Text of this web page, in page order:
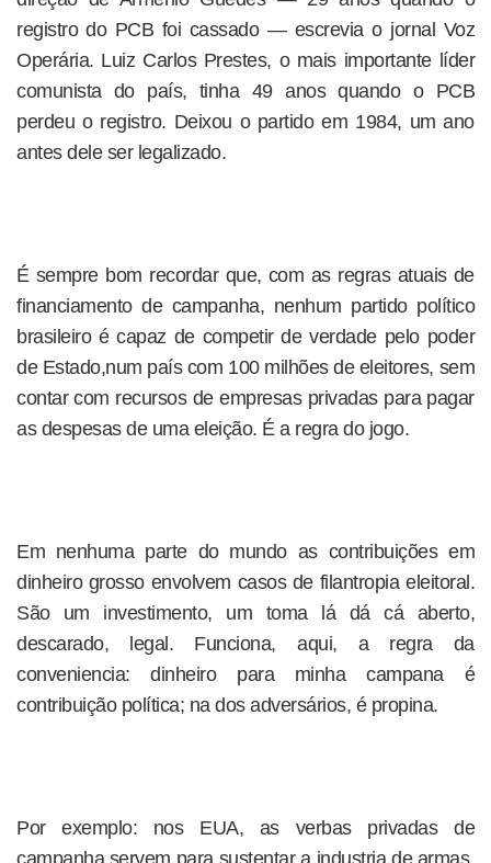
registro do PCB foi cassado — escrevia o jornal Voz
Operária. Luiz Carlos Prestes, o mais importante líder
comunista do país, tinha 49 anos quando o PCB
perdeu o registro. Deixou o partido em 1984, um ano
antes dele ser legalizado.
É sempre bom recordar que, com as regras atuais de
financiamento de campanha, nenhum partido político
brasileiro é capaz de competir de verdade pelo poder
de Estado,num país com 100 milhões de eleitores, sem
contar com recursos de empresas privadas para pagar
as despesas de uma eleição. É a regra do jogo.
Em nenhuma parte do mundo as contribuições em
dinheiro grosso envolvem casos de filantropia eleitoral.
São um investimento, um toma lá dá cá aberto,
descarado, legal. Funciona, aqui, a regra da
conveniencia: dinheiro para minha campana é
contribuição política; na dos adversários, é propina.
Por exemplo: nos EUA, as verbas privadas de
campanha servem para sustentar a industria de armas,